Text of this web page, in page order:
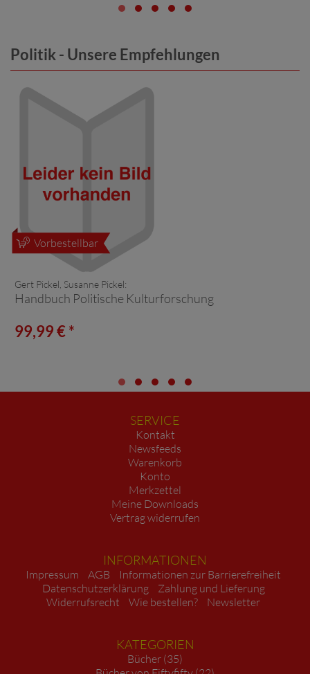
Politik - Unsere Empfehlungen
Vorbestellbar
Gert Pickel, Susanne Pickel:
Handbuch Politische Kulturforschung
99,99 € *
SERVICE
Kontakt
Newsfeeds
Warenkorb
Konto
Merkzettel
Meine Downloads
Vertrag widerrufen
INFORMATIONEN
Impressum AGB
Informationen zur Barrierefreiheit
Datenschutzerklärung
Zahlung und Lieferung
Widerrufsrecht
Wie bestellen? Newsletter
KATEGORIEN
Bücher (35)